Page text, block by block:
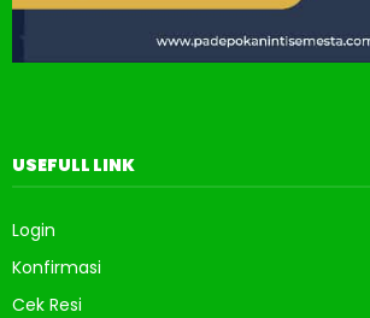
USEFULL LINK
Login
Konfirmasi
Cek Resi